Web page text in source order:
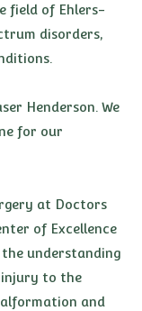
field of Ehlers-
disorders,
Henderson. We
for our
at Doctors
of Excellence
understanding
to the
and